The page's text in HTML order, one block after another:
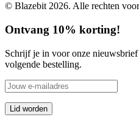
© Blazebit 2026. Alle rechten
Ontvang 10% korting!
Schrijf je in voor onze
volgende bestelling.